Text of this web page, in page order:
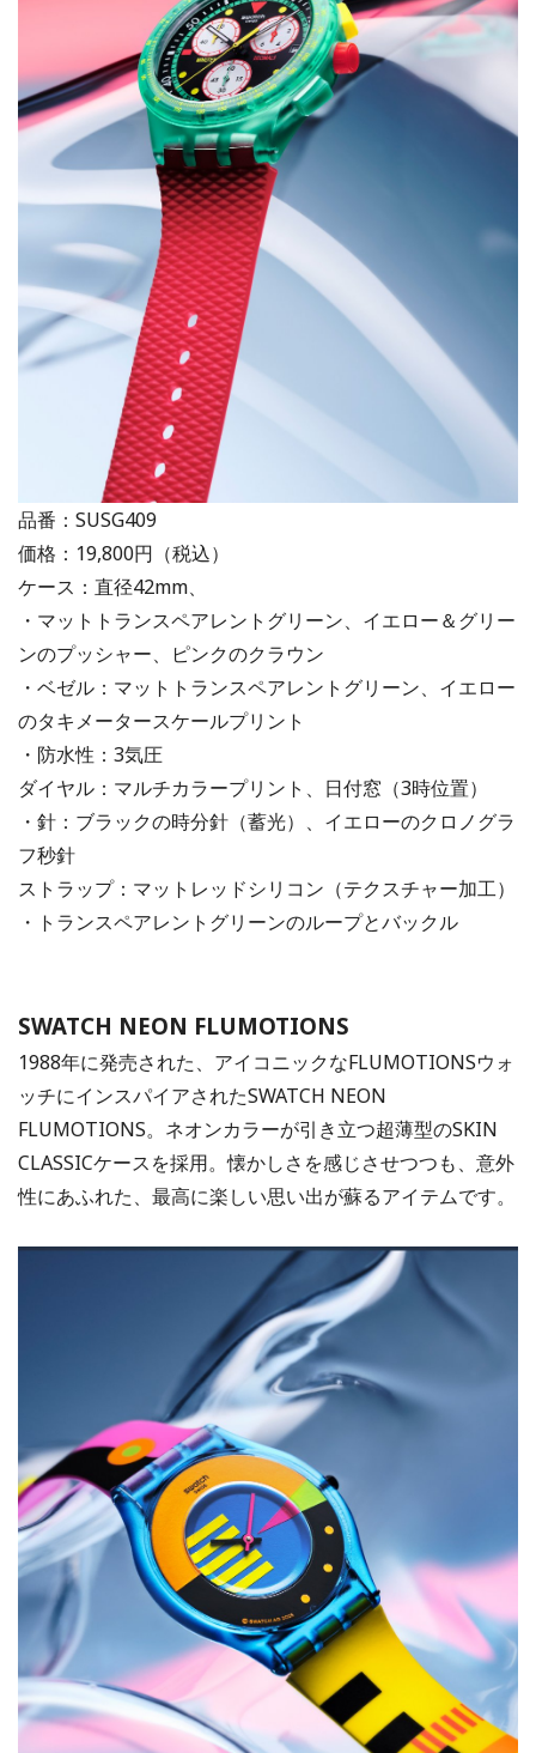
品番：SUSG409
価格：19,800円（税込）
ケース：直径42mm、
・マットトランスペアレントグリーン、イエロー＆グリー
ンのプッシャー、ピンクのクラウン
・ベゼル：マットトランスペアレントグリーン、イエロー
のタキメータースケールプリント
・防水性：3気圧
ダイヤル：マルチカラープリント、日付窓（3時位置）
・針：ブラックの時分針（蓄光）、イエローのクロノグラ
フ秒針
ストラップ：マットレッドシリコン（テクスチャー加工）
・トランスペアレントグリーンのループとバックル
SWATCH NEON FLUMOTIONS
1988年に発売された、アイコニックなFLUMOTIONSウォ
ッチにインスパイアされたSWATCH NEON
FLUMOTIONS。ネオンカラーが引き立つ超薄型のSKIN
CLASSICケースを採用。懐かしさを感じさせつつも、意外
性にあふれた、最高に楽しい思い出が蘇るアイテムです。